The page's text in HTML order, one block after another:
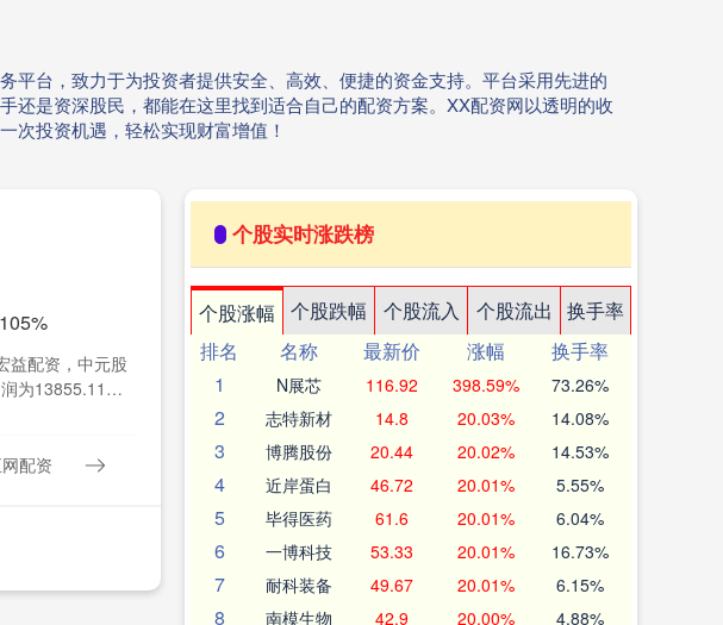
台，致力于为投资者提供安全、高效、便捷的资金支持。平台采用先进的
是资深股民，都能在这里找到适合自己的配资方案。XX配资网以透明的收
次投资机遇，轻松实现财富增值！
益配资，中元股
为13855.11万
配资
个股实时涨跌榜
个股涨幅 个股跌幅 个股流入 个股流出
换手率
排名
名称 最新价 涨幅
换手率
1
N展芯 116.92 398.59% 73.26%
2 志特新材 14.8 20.03% 14.08%
3 博腾股份 20.44 20.02% 14.53%
4 近岸蛋白 46.72 20.01% 5.55%
5 毕得医药 61.6 20.01% 6.04%
6 一博科技 53.33 20.01% 16.73%
7 耐科装备 49.67 20.01% 6.15%
8 南模生物 42.9 20.00% 4.88%